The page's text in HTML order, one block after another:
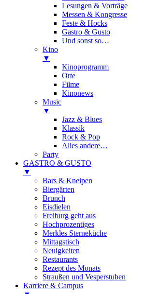
Lesungen & Vorträge
Messen & Kongresse
Feste & Hocks
Gastro & Gusto
Und sonst so…
Kino
▼
Kinoprogramm
Orte
Filme
Kinonews
Music
▼
Jazz & Blues
Klassik
Rock & Pop
Alles andere…
Party
GASTRO & GUSTO
▼
Bars & Kneipen
Biergärten
Brunch
Eisdielen
Freiburg geht aus
Hochprozentiges
Merkles Sterneküche
Mittagstisch
Neuigkeiten
Restaurants
Rezept des Monats
Straußen und Vesperstuben
Karriere & Campus